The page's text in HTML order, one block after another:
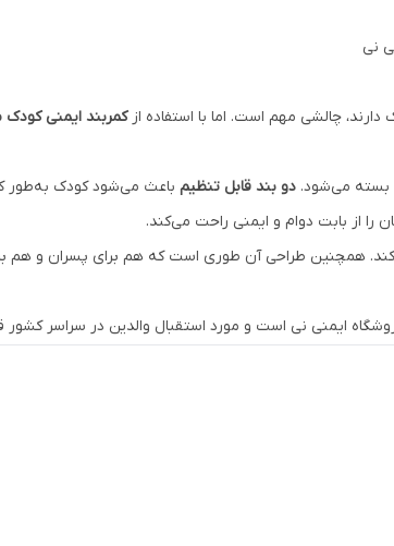
نی
چالشی مهم است. اما با استفاده ازکمربند ایمنی
بسته می‌شود. دو بند قابل تنظیم باعث می‌شود کودک به‌طور
از بابت دوام و ایمنی راحت می‌کند.
همچنین طراحی آن طوری است که هم برای پسران و هم
ایمنی نی است و مورد استقبال والدین در سراسر کشور